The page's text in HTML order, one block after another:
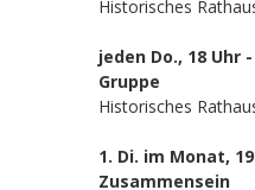
Historisches
jeden Do., 18 Uhr
Gruppe
Historisches
1. Di. im Monat,
Zusammensein